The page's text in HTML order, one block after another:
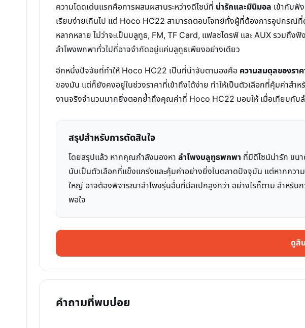
ความโดดเด่นแรกคือการผสมผสานระหว่างดีไซน์ที่ น่ารักและมินิมอล เข้ากับฟั
เรียบง่ายเกินไป แต่ Hoco HC22 สามารถตอบโจทย์ทั้งผู้ที่ต้องการอุปกรณ์
หลากหลาย ไม่ว่าจะเป็นบลูทูธ, FM, TF Card, แฟลชไดรฟ์ และ AUX รวมถึ
ลำโพงพกพาทั่วไปที่อาจจำกัดอยู่แค่บลูทูธเพียงอย่างเดียว
อีกหนึ่งปัจจัยที่ทำให้ Hoco HC22 เป็นที่น่าจับตามองคือ ความสมดุลของรา
ของมัน แต่ก็ยังคงอยู่ในช่วงราคาที่เข้าถึงได้ง่าย ทำให้เป็นตัวเลือกที่คุ้มค่าส
งานจริงจำนวนมากยิ่งตอกย้ำถึงคุณค่าที่ Hoco HC22 มอบให้ เมื่อเทียบกั
สรุปสำหรับการตัดสินใจ
โดยสรุปแล้ว หากคุณกำลังมองหา ลำโพงบลูทูธพกพา ที่มีดีไซน์น่ารัก ขน
นับเป็นตัวเลือกที่แข็งแกร่งและคุ้มค่าอย่างยิ่งในตลาดปัจจุบัน แต่หากคว
ใหญ่ อาจต้องพิจารณาลำโพงรุ่นอื่นที่มีสเปกสูงกว่า อย่างไรก็ตาม สำหรั
พอใจ
ดูสิ
คำถามที่พบบ่อย